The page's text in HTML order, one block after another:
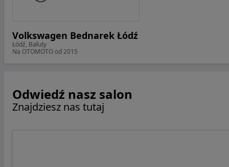
Volkswagen Bednarek Łódź
Łódź, Bałuty
Na OTOMOTO od 2015
Odwiedź nasz salon
Znajdziesz nas tutaj